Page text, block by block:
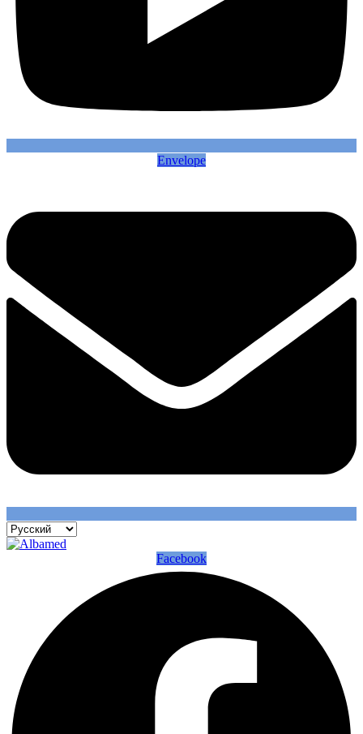
Envelope
Facebook